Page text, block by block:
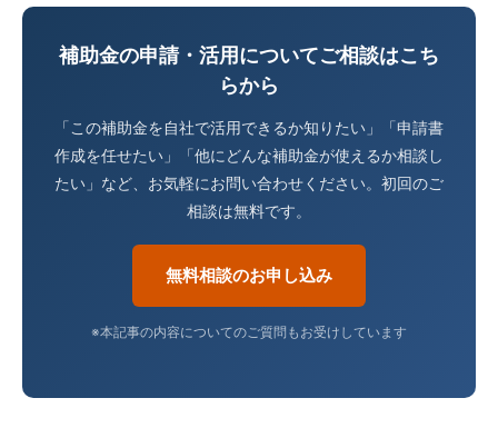
補助金の申請・活用についてご相談はこち
らから
「この補助金を自社で活用できるか知りたい」「申請書
作成を任せたい」「他にどんな補助金が使えるか相談し
たい」など、お気軽にお問い合わせください。初回のご
相談は無料です。
無料相談のお申し込み
※本記事の内容についてのご質問もお受けしています